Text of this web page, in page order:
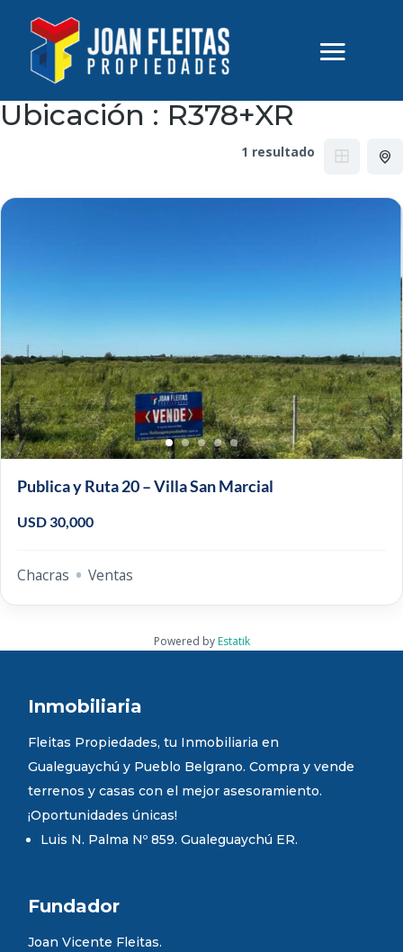
Ubicación : R378+XR
1 resultado
Publica y Ruta 20 – Villa San Marcial
USD 30,000
Chacras Ventas
Powered by Estatik
Inmobiliaria
Fleitas Propiedades, tu Inmobiliaria en
Gualeguaychú y Pueblo Belgrano. Compra y vende
terrenos y casas con el mejor asesoramiento.
¡Oportunidades únicas!
Luis N. Palma Nº 859. Gualeguaychú ER.
Fundador
Joan Vicente Fleitas.